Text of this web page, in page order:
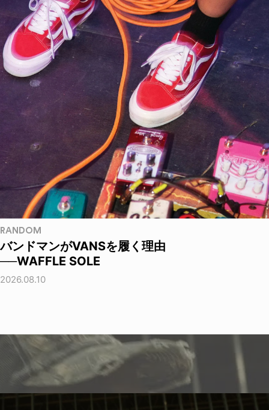
RANDOM
バンドマンがVANSを履く理由
──WAFFLE SOLE
2026.08.10